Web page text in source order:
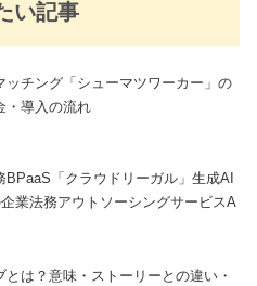
い記事
ッチング「シューマツワーカー」の
・導入の流れ
BPaaS「クラウドリーガル」生成AI
業法務アウトソーシングサービスA
とは？意味・ストーリーとの違い・